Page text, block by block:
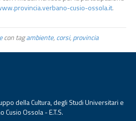
cusio-ossola.it.
con tagambiente,corsi,provincia
della Cultura, degli Studi Universitari e
Ossola - E.T.S.